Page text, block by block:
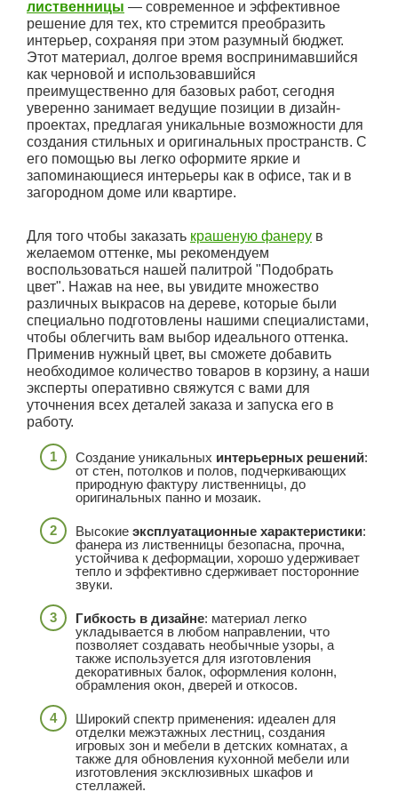
лиственницы — современное и эффективное
решение для тех, кто стремится преобразить
интерьер, сохраняя при этом разумный бюджет.
Этот материал, долгое время воспринимавшийся
как черновой и использовавшийся
преимущественно для базовых работ, сегодня
уверенно занимает ведущие позиции в дизайн-
проектах, предлагая уникальные возможности для
создания стильных и оригинальных пространств. С
его помощью вы легко оформите яркие и
запоминающиеся интерьеры как в офисе, так и в
загородном доме или квартире.
Для того чтобы заказать крашеную фанеру в
желаемом оттенке, мы рекомендуем
воспользоваться нашей палитрой "Подобрать
цвет". Нажав на нее, вы увидите множество
различных выкрасов на дереве, которые были
специально подготовлены нашими специалистами,
чтобы облегчить вам выбор идеального оттенка.
Применив нужный цвет, вы сможете добавить
необходимое количество товаров в корзину, а наши
эксперты оперативно свяжутся с вами для
уточнения всех деталей заказа и запуска его в
работу.
Создание уникальных интерьерных решений:
от стен, потолков и полов, подчеркивающих
природную фактуру лиственницы, до
оригинальных панно и мозаик.
Высокие эксплуатационные характеристики:
фанера из лиственницы безопасна, прочна,
устойчива к деформации, хорошо удерживает
тепло и эффективно сдерживает посторонние
звуки.
Гибкость в дизайне: материал легко
укладывается в любом направлении, что
позволяет создавать необычные узоры, а
также используется для изготовления
декоративных балок, оформления колонн,
обрамления окон, дверей и откосов.
Широкий спектр применения: идеален для
отделки межэтажных лестниц, создания
игровых зон и мебели в детских комнатах, а
также для обновления кухонной мебели или
изготовления эксклюзивных шкафов и
стеллажей.